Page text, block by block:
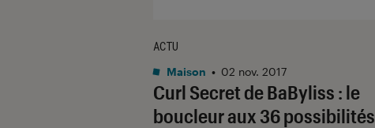
Curl Secret de BaByliss : le
boucleur aux 36 possibilités
ACTU
Maison • 02 nov. 2017